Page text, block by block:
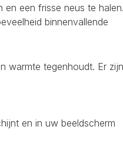
een frisse neus te halen.
binnenvallende
warmte tegenhoudt. Er zijn
en in uw beeldscherm